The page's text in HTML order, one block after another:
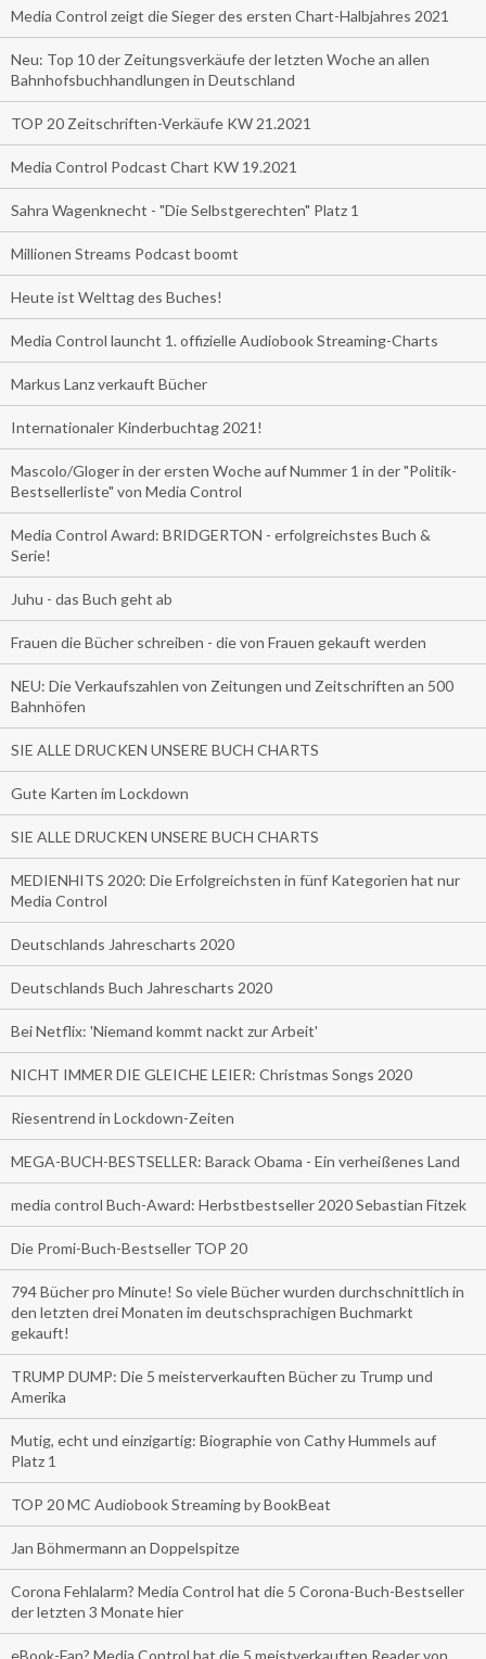
Media Control zeigt die Sieger des ersten Chart-Halbjahres 2021
Neu: Top 10 der Zeitungsverkäufe der letzten Woche an allen
Bahnhofsbuchhandlungen in Deutschland
TOP 20 Zeitschriften-Verkäufe KW 21.2021
Media Control Podcast Chart KW 19.2021
Sahra Wagenknecht - "Die Selbstgerechten" Platz 1
Millionen Streams Podcast boomt
Heute ist Welttag des Buches!
Media Control launcht 1. offizielle Audiobook Streaming-Charts
Markus Lanz verkauft Bücher
Internationaler Kinderbuchtag 2021!
Mascolo/Gloger in der ersten Woche auf Nummer 1 in der "Politik-
Bestsellerliste" von Media Control
Media Control Award: BRIDGERTON - erfolgreichstes Buch &
Serie!
Juhu - das Buch geht ab
Frauen die Bücher schreiben - die von Frauen gekauft werden
NEU: Die Verkaufszahlen von Zeitungen und Zeitschriften an 500
Bahnhöfen
SIE ALLE DRUCKEN UNSERE BUCH CHARTS
Gute Karten im Lockdown
SIE ALLE DRUCKEN UNSERE BUCH CHARTS
MEDIENHITS 2020: Die Erfolgreichsten in fünf Kategorien hat nur
Media Control
Deutschlands Jahrescharts 2020
Deutschlands Buch Jahrescharts 2020
Bei Netflix: 'Niemand kommt nackt zur Arbeit'
NICHT IMMER DIE GLEICHE LEIER: Christmas Songs 2020
Riesentrend in Lockdown-Zeiten
MEGA-BUCH-BESTSELLER: Barack Obama - Ein verheißenes Land
media control Buch-Award: Herbstbestseller 2020 Sebastian Fitzek
Die Promi-Buch-Bestseller TOP 20
794 Bücher pro Minute! So viele Bücher wurden durchschnittlich in
den letzten drei Monaten im deutschsprachigen Buchmarkt
gekauft!
TRUMP DUMP: Die 5 meisterverkauften Bücher zu Trump und
Amerika
Mutig, echt und einzigartig: Biographie von Cathy Hummels auf
Platz 1
TOP 20 MC Audiobook Streaming by BookBeat
Jan Böhmermann an Doppelspitze
Corona Fehlalarm? Media Control hat die 5 Corona-Buch-Bestseller
der letzten 3 Monate hier